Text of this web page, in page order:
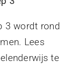
3 wordt rond
Lees
te